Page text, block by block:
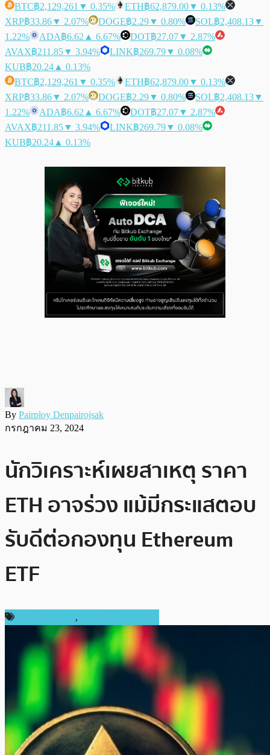
BTC฿2,129,261 ▼ 0.35% ETH฿62,879.00▼ 0.13%
XRP฿33.86▼ 2.07% DOGE฿2.29▼ 0.80% SOL฿2,408.13▼
1.22%
ADA฿6.62 ▲ 6.67% DOT฿27.07▼ 2.87%
AVAX฿211.85▼ 3.94% LINK฿269.79▼ 0.08%
KUB฿20.24 ▲ 0.13%
BTC฿2,129,261 ▼ 0.35% ETH฿62,879.00▼ 0.13%
XRP฿33.86▼ 2.07% DOGE฿2.29▼ 0.80% SOL฿2,408.13▼
1.22%
ADA฿6.62 ▲ 6.67% DOT฿27.07▼ 2.87%
AVAX฿211.85▼ 3.94% LINK฿269.79▼ 0.08%
KUB฿20.24 ▲ 0.13%
By Pairploy Denpairojsak
กรกฎาคม 23, 2024
นักวิเคราะห์เผยสาเหตุ ราคา
ETH อาจร่วง แม้มีกระแสตอบ
รับดีต่อกองทุน Ethereum
ETF
,